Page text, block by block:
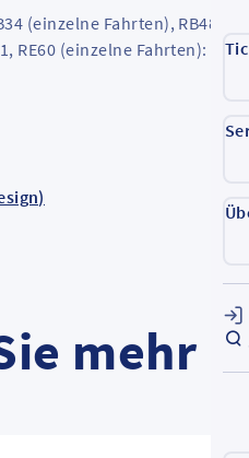
(einzelne Fahrten), RB48
RE60 (einzelne Fahrten):
mehr